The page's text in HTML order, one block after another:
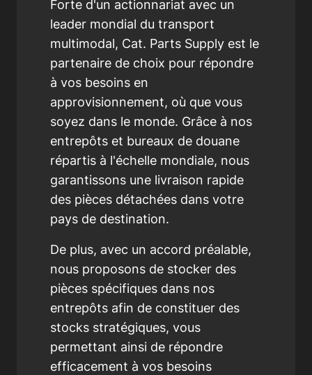
Forte d'un actionnariat avec un
leader mondial du transport
multimodal, Cat. Parts Supply est le
partenaire de choix pour répondre
à vos besoins en
approvisionnement, où que vous
soyez dans le monde. Grâce à nos
entrepôts et bureaux de douane
répartis à l'échelle mondiale, nous
garantissons une livraison rapide
des pièces détachées dans votre
pays de destination.
De plus, avec un accord préalable,
nous proposons de stocker des
pièces spécifiques dans nos
entrepôts afin de constituer des
stocks stratégiques, vous
permettant ainsi de répondre
efficacement à vos besoins